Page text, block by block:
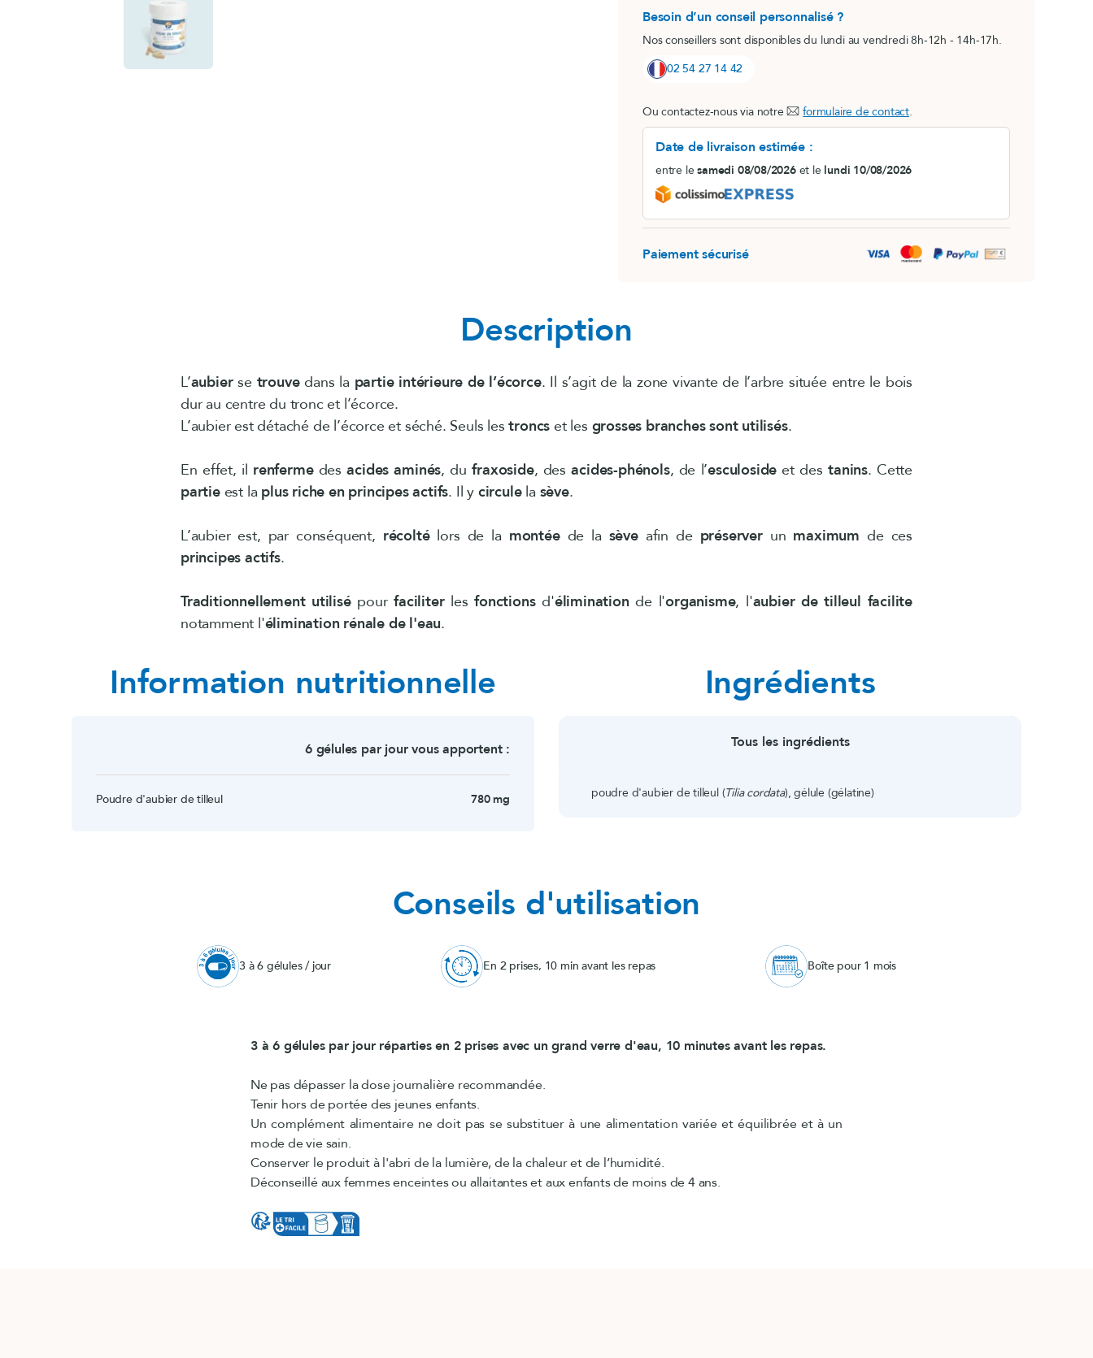
Besoin d’un conseil personnalisé ?
Nos conseillers sont disponibles du lundi au vendredi 8h-12h - 14h-17h.
02 54 27 14 42
Ou contactez-nous via notre formulaire de contact.
Date de livraison estimée :
entre lesamedi 08/08/2026et le lundi 10/08/2026
Paiement sécurisé
Description
L’aubierse trouvedans la partie intérieure de l’écorce. Il s’agit de la zone vivante de l’arbre située entre le bois
dur au centre du tronc et l’écorce.
L’aubier est détaché de l’écorce et séché. Seuls lestroncs et les grosses branchessont utilisés.
En effet, il renfermedesacides aminés, dufraxoside, des acides-phénols, de l’esculoside et destanins. Cette
partieest la plus riche en principes actifs. Il y circulela sève.
L’aubier est, par conséquent, récoltélors de la montéede la sèveafin de préserverun maximum de ces
principes actifs.
Traditionnellement utilisépourfaciliterlesfonctionsd'éliminationde l'organisme, l'aubier de tilleul facilite
notamment l'élimination rénale de l'eau.
Information nutritionnelle
6 gélules par jour vous apportent :
Poudre d'aubier de tilleul 780 mg
Ingrédients
Tous les ingrédients
poudre d'aubier de tilleul (Tilia cordata), gélule (gélatine)
Conseils d'utilisation
3 à 6 gélules / jour En 2 prises, 10 min avant les repas Boîte pour 1 mois
3 à 6 gélules par jour réparties en 2 prises avec un grand verre d'eau, 10 minutes avant les repas.
Ne pas dépasser la dose journalière recommandée.
Tenir hors de portée des jeunes enfants.
Un complément alimentaire ne doit pas se substituer à une alimentation variée et équilibrée et à un
mode de vie sain.
Conserver le produit à l'abri de la lumière, de la chaleur et de l’humidité.
Déconseillé aux femmes enceintes ou allaitantes et aux enfants de moins de 4 ans.